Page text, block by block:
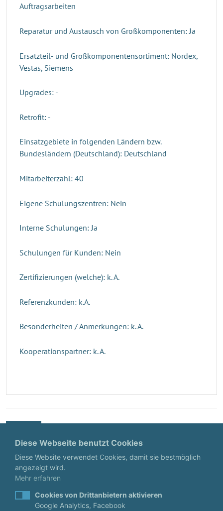
Auftragsarbeiten
Reparatur und Austausch von Großkomponenten: Ja
Ersatzteil- und Großkomponentensortiment: Nordex,
Vestas, Siemens
Upgrades: -
Retrofit: -
Einsatzgebiete in folgenden Ländern bzw.
Bundesländern (Deutschland): Deutschland
Mitarbeiterzahl: 40
Eigene Schulungszentren: Nein
Interne Schulungen: Ja
Schulungen für Kunden: Nein
Zertifizierungen (welche): k. A.
Referenzkunden: k.A.
Besonderheiten / Anmerkungen: k. A.
Kooperationspartner: k. A.
Diese Webseite benutzt Cookies
Diese Website verwendet Cookies, damit sie bestmöglich
angezeigt wird.
Mehr erfahren
Cookies von Drittanbietern aktivieren
Google Analytics, Facebook